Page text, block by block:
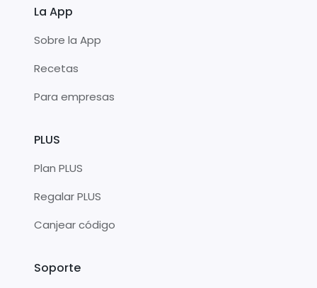
La App
Sobre la App
Recetas
Para empresas
PLUS
Plan PLUS
Regalar PLUS
Canjear código
Soporte